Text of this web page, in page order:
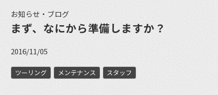
お知らせ・ブログ
まず、なにから準備しますか？
2016/11/05
ツーリング メンテナンス スタッフ